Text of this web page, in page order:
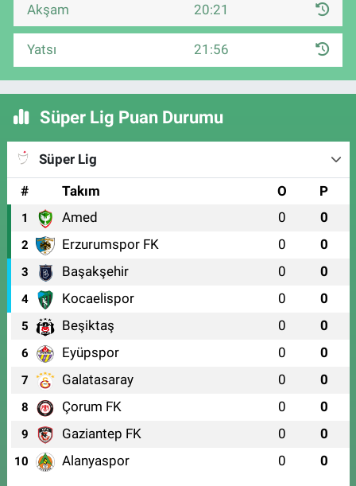
Akşam 20:21
Yatsı 21:56
Süper Lig Puan Durumu
Süper Lig
#
Takım O P
1 Amed 0 0
2 Erzurumspor FK 0 0
3 Başakşehir 0 0
4 Kocaelispor 0 0
5 Beşiktaş 0 0
6 Eyüpspor 0 0
7 Galatasaray 0 0
8 Çorum FK 0 0
9 Gaziantep FK 0 0
10 Alanyaspor 0 0